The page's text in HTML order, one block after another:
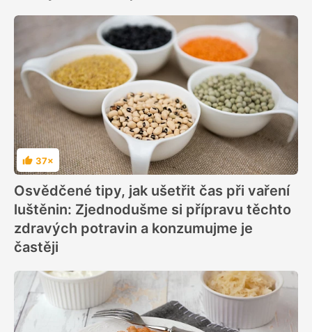
Hodnocení
37×
Osvědčené tipy, jak ušetřit čas při vaření
luštěnin: Zjednodušme si přípravu těchto
zdravých potravin a konzumujme je
častěji